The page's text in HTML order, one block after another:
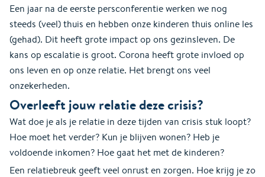
Een jaar na de eerste persconferentie werken we nog
steeds (veel) thuis en hebben onze kinderen thuis online les
(gehad). Dit heeft grote impact op ons gezinsleven. De
kans op escalatie is groot. Corona heeft grote invloed op
ons leven en op onze relatie. Het brengt ons veel
onzekerheden.
Overleeft jouw relatie deze crisis?
Wat doe je als je relatie in deze tijden van crisis stuk loopt?
Hoe moet het verder? Kun je blijven wonen? Heb je
voldoende inkomen? Hoe gaat het met de kinderen?
Een relatiebreuk geeft veel onrust en zorgen. Hoe krijg je zo